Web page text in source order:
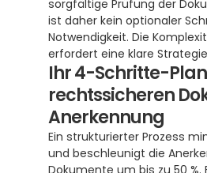
sorgfältige Prüfung der
ist daher kein optionaler
Notwendigkeit. Die
erfordert eine klare
Ihr 4-Schritte-
rechtssicheren
Anerkennung
Ein strukturierter Prozess
und beschleunigt die
Dokumente um bis zu 50 %.